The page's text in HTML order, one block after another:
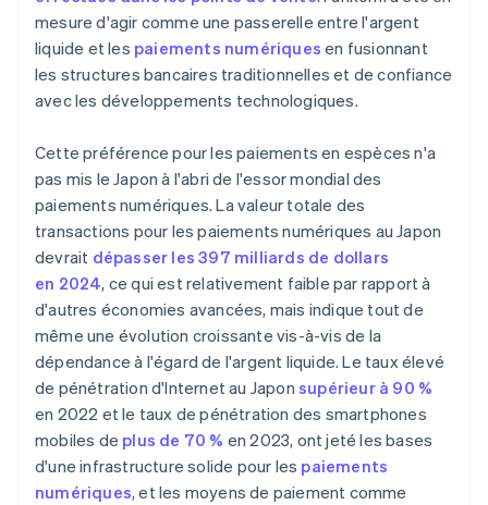
mesure d'agir comme une passerelle entre l'argent
liquide et les paiements numériques en fusionnant
les structures bancaires traditionnelles et de confiance
avec les développements technologiques.
Cette préférence pour les paiements en espèces n'a
pas mis le Japon à l'abri de l'essor mondial des
paiements numériques. La valeur totale des
transactions pour les paiements numériques au Japon
devrait dépasser les 397 milliards de dollars
en 2024, ce qui est relativement faible par rapport à
d'autres économies avancées, mais indique tout de
même une évolution croissante vis-à-vis de la
dépendance à l'égard de l'argent liquide. Le taux élevé
de pénétration d'Internet au Japon supérieur à 90 %
en 2022 et le taux de pénétration des smartphones
mobiles de plus de 70 % en 2023, ont jeté les bases
d'une infrastructure solide pour les paiements
numériques, et les moyens de paiement comme